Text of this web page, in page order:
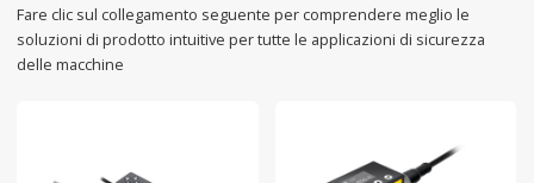
Fare clic sul collegamento seguente per comprendere meglio le
soluzioni di prodotto intuitive per tutte le applicazioni di sicurezza
delle macchine